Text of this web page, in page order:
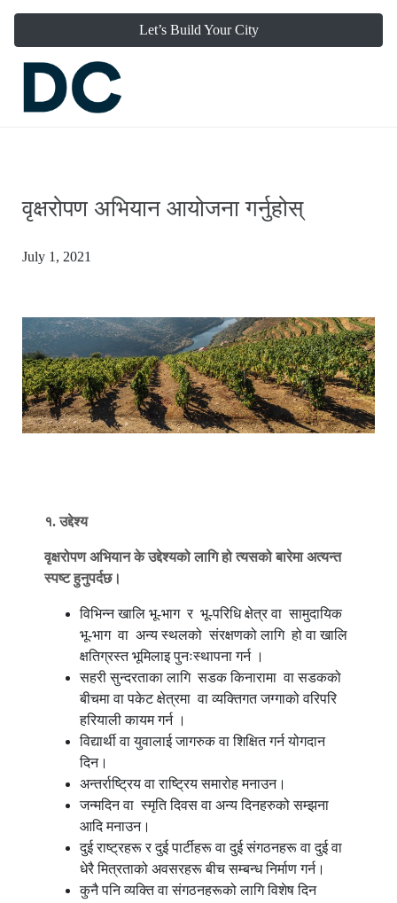
Let’s Build Your City
वृक्षरोपण अभियान आयोजना गर्नुहोस्
July 1, 2021
१.उद्देश्य
वृक्षरोपण अभियान के उद्देश्यको लागि हो त्यसको बारेमा अत्यन्त
स्पष्ट हुनुपर्दछ।
विभिन्न खालि भू-भाग र भू-परिधि क्षेत्र वा सामुदायिक
भू-भाग वा अन्य स्थलको संरक्षणको लागि हो वा खालि
क्षतिग्रस्त भूमिलाइ पुनःस्थापना गर्न ।
सहरी सुन्दरताका लागि सडक किनारामा वा सडकको
बीचमा वा पकेट क्षेत्रमा वा व्यक्तिगत जग्गाको वरिपरि
हरियाली कायम गर्न ।
विद्यार्थी वा युवालाई जागरुक वा शिक्षित गर्न योगदान
दिन।
अन्तर्राष्ट्रिय वा राष्ट्रिय समारोह मनाउन।
जन्मदिन वा स्मृति दिवस वा अन्य दिनहरुको सम्झना
आदि मनाउन।
दुई राष्ट्रहरू र दुई पार्टीहरू वा दुई संगठनहरू वा दुई वा
धेरै मित्रताको अवसरहरू बीच सम्बन्ध निर्माण गर्न।
कुनै पनि व्यक्ति वा संगठनहरूको लागि विशेष दिन